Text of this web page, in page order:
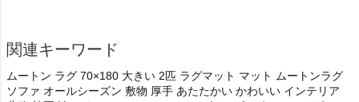
関連キーワード
ムートン ラグ 70×180 大きい 2匹 ラグマット マット ムートンラグ
ソファ オールシーズン 敷物 厚手 あたたかい かわいい インテリア